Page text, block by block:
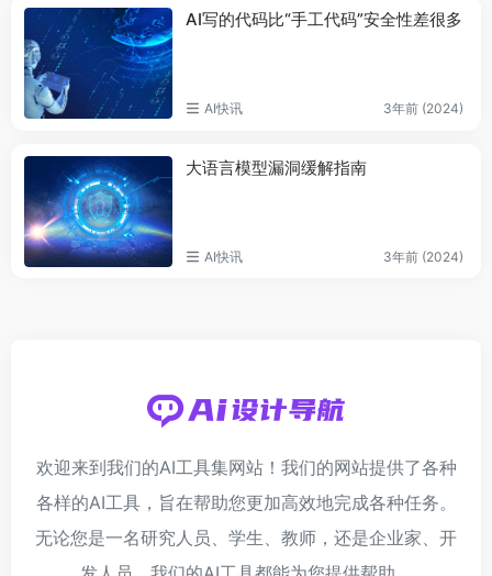
AI写的代码比“手工代码”安全性差很多
AI快讯 3年前 (2024)
大语言模型漏洞缓解指南
AI快讯 3年前 (2024)
欢迎来到我们的AI工具集网站！我们的网站提供了各种
各样的AI工具，旨在帮助您更加高效地完成各种任务。
无论您是一名研究人员、学生、教师，还是企业家、开